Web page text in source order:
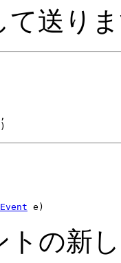
て送り
e)
の新